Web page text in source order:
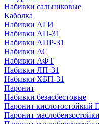
Набивки сальниковые
Каболка
Набивки АГИ
Набивки АП-31
Набивки АПР-31
Набивки АС
Набивки АФТ
Набивки ЛП-31
Набивки ХБП-31
Паронит
Набивки безасбестовые
Паронит кислотостойкий
Паронит